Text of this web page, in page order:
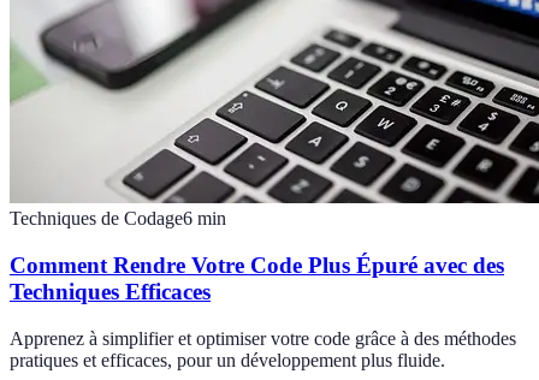
Techniques de Codage6 min
Comment Rendre Votre Code Plus Épuré avec des
Techniques Efficaces
Apprenez à simplifier et optimiser votre code grâce à des méthodes
pratiques et efficaces, pour un développement plus fluide.